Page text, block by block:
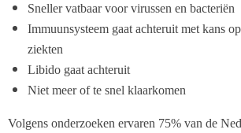
Sneller vatbaar voor virussen en bacteriën
Immuunsysteem gaat achteruit met kans
ziekten
Libido gaat achteruit
Niet meer of te snel klaarkomen
Volgens onderzoeken ervaren 75% van de